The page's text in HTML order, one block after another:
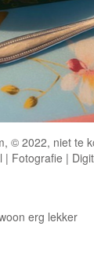
© 2022, niet te
| Fotografie |
erg lekker